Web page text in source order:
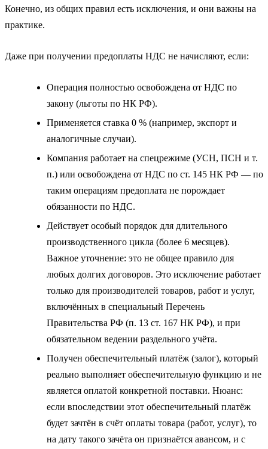
Конечно, из общих правил есть исключения, и они важны на
практике.
Даже при получении предоплаты НДС не начисляют, если:
Операция полностью освобождена от НДС по
закону (льготы по НК РФ).
Применяется ставка 0 % (например, экспорт и
аналогичные случаи).
Компания работает на спецрежиме (УСН, ПСН и т.
п.) или освобождена от НДС по ст. 145 НК РФ — по
таким операциям предоплата не порождает
обязанности по НДС.
Действует особый порядок для длительного
производственного цикла (более 6 месяцев).
Важное уточнение: это не общее правило для
любых долгих договоров. Это исключение работает
только для производителей товаров, работ и услуг,
включённых в специальный Перечень
Правительства РФ (п. 13 ст. 167 НК РФ), и при
обязательном ведении раздельного учёта.
Получен обеспечительный платёж (залог), который
реально выполняет обеспечительную функцию и не
является оплатой конкретной поставки. Нюанс:
если впоследствии этот обеспечительный платёж
будет зачтён в счёт оплаты товара (работ, услуг), то
на дату такого зачёта он признаётся авансом, и с